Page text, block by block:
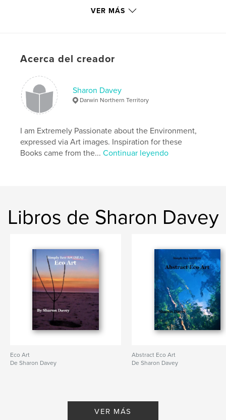
VER MÁS
Acerca del creador
Sharon Davey
Darwin Northern Territory
I am Extremely Passionate about the Environment,
expressed via Art images. Inspiration for these
Books came from the...Continuar leyendo
Libros de Sharon Davey
Eco Art
De Sharon Davey
Abstract Eco Art
De Sharon Davey
VER MÁS